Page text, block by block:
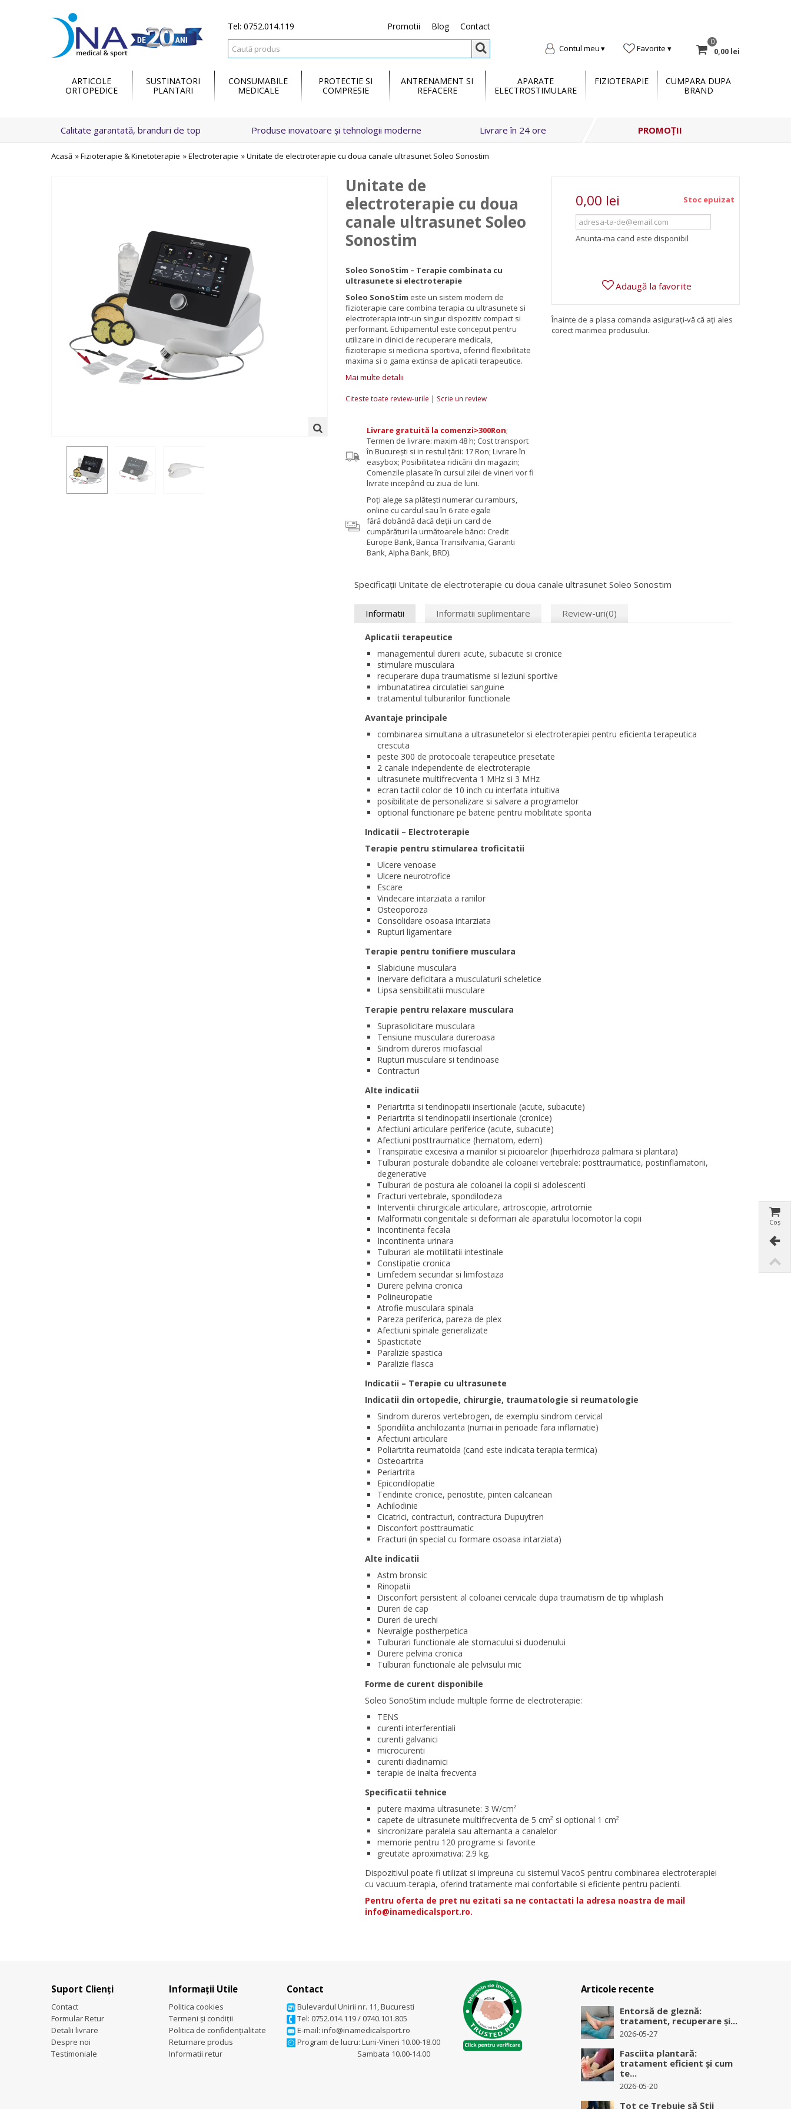
Tel: 0752.014.119 Contact
Blog
Promotii
Contul meu Favorite
0
0,00 lei
ARTICOLE
ORTOPEDICE
SUSTINATORI
PLANTARI
CONSUMABILE
MEDICALE
PROTECTIE SI
COMPRESIE
ANTRENAMENT SI
REFACERE
APARATE
ELECTROSTIMULARE
FIZIOTERAPIE
CUMPARA DUPA
BRAND
Calitate garantată, branduri de top Produse inovatoare și tehnologii moderne Livrare în 24 ore PROMOȚII
Acasă »Fizioterapie & Kinetoterapie »Electroterapie »Unitate de electroterapie cu doua canale ultrasunet Soleo Sonostim
Unitate de
electroterapie cu doua
canale ultrasunet Soleo
Sonostim
Soleo SonoStim – Terapie combinata cu
ultrasunete si electroterapie
Soleo SonoStim este un sistem modern de
fizioterapie care combina terapia cu ultrasunete si
electroterapia intr-un singur dispozitiv compact si
performant. Echipamentul este conceput pentru
utilizare in clinici de recuperare medicala,
fizioterapie si medicina sportiva, oferind flexibilitate
maxima si o gama extinsa de aplicatii terapeutice.
Mai multe detalii
Citeste toate review-urile | Scrie un review
Livrare gratuită la comenzi>300Ron;
Termen de livrare: maxim 48 h; Cost transport
în București si in restul țării: 17 Ron; Livrare în
easybox; Posibilitatea ridicării din magazin;
Comenzile plasate în cursul zilei de vineri vor fi
livrate incepând cu ziua de luni.
Poţi alege sa plăteşti numerar cu ramburs,
online cu cardul sau în 6 rate egale
fără dobândă dacă deții un card de
cumpărături la următoarele bănci: Credit
Europe Bank, Banca Transilvania, Garanti
Bank, Alpha Bank, BRD).
0,00 lei Stoc epuizat
Anunta-ma cand este disponibil
Adaugă la favorite
Înainte de a plasa comanda asigurați-vă că ați ales
corect marimea produsului.
Specificații Unitate de electroterapie cu doua canale ultrasunet Soleo Sonostim
Informatii Informatii suplimentare Review-uri(0)
Aplicatii terapeutice
managementul durerii acute, subacute si cronice
stimulare musculara
recuperare dupa traumatisme si leziuni sportive
imbunatatirea circulatiei sanguine
tratamentul tulburarilor functionale
Avantaje principale
combinarea simultana a ultrasunetelor si electroterapiei pentru eficienta terapeutica
crescuta
peste 300 de protocoale terapeutice presetate
2 canale independente de electroterapie
ultrasunete multifrecventa 1 MHz si 3 MHz
ecran tactil color de 10 inch cu interfata intuitiva
posibilitate de personalizare si salvare a programelor
optional functionare pe baterie pentru mobilitate sporita
Indicatii – Electroterapie
Terapie pentru stimularea troficitatii
Ulcere venoase
Ulcere neurotrofice
Escare
Vindecare intarziata a ranilor
Osteoporoza
Consolidare osoasa intarziata
Rupturi ligamentare
Terapie pentru tonifiere musculara
Slabiciune musculara
Inervare deficitara a musculaturii scheletice
Lipsa sensibilitatii musculare
Terapie pentru relaxare musculara
Suprasolicitare musculara
Tensiune musculara dureroasa
Sindrom dureros miofascial
Rupturi musculare si tendinoase
Contracturi
Alte indicatii
Periartrita si tendinopatii insertionale (acute, subacute)
Periartrita si tendinopatii insertionale (cronice)
Afectiuni articulare periferice (acute, subacute)
Afectiuni posttraumatice (hematom, edem)
Transpiratie excesiva a mainilor si picioarelor (hiperhidroza palmara si plantara)
Tulburari posturale dobandite ale coloanei vertebrale: posttraumatice, postinflamatorii,
degenerative
Tulburari de postura ale coloanei la copii si adolescenti
Fracturi vertebrale, spondilodeza
Interventii chirurgicale articulare, artroscopie, artrotomie
Malformatii congenitale si deformari ale aparatului locomotor la copii
Incontinenta fecala
Incontinenta urinara
Tulburari ale motilitatii intestinale
Constipatie cronica
Limfedem secundar si limfostaza
Durere pelvina cronica
Polineuropatie
Atrofie musculara spinala
Pareza periferica, pareza de plex
Afectiuni spinale generalizate
Spasticitate
Paralizie spastica
Paralizie flasca
Indicatii – Terapie cu ultrasunete
Indicatii din ortopedie, chirurgie, traumatologie si reumatologie
Sindrom dureros vertebrogen, de exemplu sindrom cervical
Spondilita anchilozanta (numai in perioade fara inflamatie)
Afectiuni articulare
Poliartrita reumatoida (cand este indicata terapia termica)
Osteoartrita
Periartrita
Epicondilopatie
Tendinite cronice, periostite, pinten calcanean
Achilodinie
Cicatrici, contracturi, contractura Dupuytren
Disconfort posttraumatic
Fracturi (in special cu formare osoasa intarziata)
Alte indicatii
Astm bronsic
Rinopatii
Disconfort persistent al coloanei cervicale dupa traumatism de tip whiplash
Dureri de cap
Dureri de urechi
Nevralgie postherpetica
Tulburari functionale ale stomacului si duodenului
Durere pelvina cronica
Tulburari functionale ale pelvisului mic
Forme de curent disponibile
Soleo SonoStim include multiple forme de electroterapie:
TENS
curenti interferentiali
curenti galvanici
microcurenti
curenti diadinamici
terapie de inalta frecventa
Specificatii tehnice
putere maxima ultrasunete: 3 W/cm²
capete de ultrasunete multifrecventa de 5 cm² si optional 1 cm²
sincronizare paralela sau alternanta a canalelor
memorie pentru 120 programe si favorite
greutate aproximativa: 2.9 kg.
Dispozitivul poate fi utilizat si impreuna cu sistemul VacoS pentru combinarea electroterapiei
cu vacuum-terapia, oferind tratamente mai confortabile si eficiente pentru pacienti.
Pentru oferta de pret nu ezitati sa ne contactati la adresa noastra de mail
info@inamedicalsport.ro.
Suport Clienți
Contact
Formular Retur
Detalii livrare
Despre noi
Testimoniale
Informații Utile
Politica cookies
Termeni și condiții
Politica de confidențialitate
Returnare produs
Informatii retur
Contact
Bulevardul Unirii nr. 11, Bucuresti
Tel: 0752.014.119/ 0740.101.805
E-mail: info@inamedicalsport.ro
Program de lucru: Luni-Vineri 10.00-18.00
Sambata 10.00-14.00
Articole recente
Entorsă de gleznă:
tratament, recuperare și...
2026-05-27
Fasciita plantară:
tratament eficient și cum
te...
2026-05-20
Tot ce Trebuie să Știi
Coș